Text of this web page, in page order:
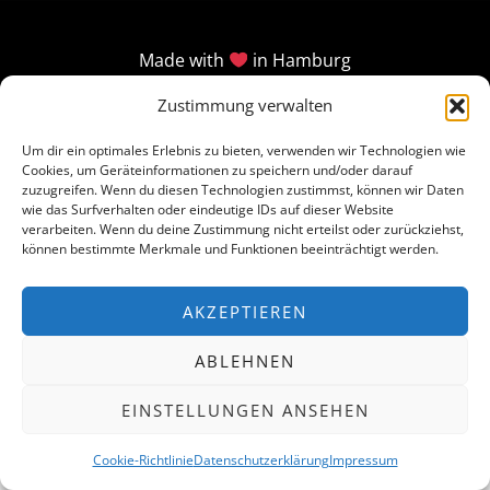
Zustimmung verwalten
Um dir ein optimales Erlebnis zu bieten, verwenden wir Technologien wie
Cookies, um Geräteinformationen zu speichern und/oder darauf
zuzugreifen. Wenn du diesen Technologien zustimmst, können wir Daten
wie das Surfverhalten oder eindeutige IDs auf dieser Website
verarbeiten. Wenn du deine Zustimmung nicht erteilst oder zurückziehst,
können bestimmte Merkmale und Funktionen beeinträchtigt werden.
AKZEPTIEREN
ABLEHNEN
EINSTELLUNGEN ANSEHEN
Cookie-RichtlinieDatenschutzerklärungImpressum
Made with in Hamburg